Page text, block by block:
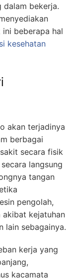
dalam bekerja.
beberapa hal
kesehatan
akan terjadinya
berbagai
secara fisik
langsung
tangan
pengolah,
kejatuhan
lain sebagainya.
kerja yang
kacamata